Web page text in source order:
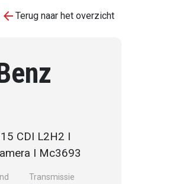
arrow_back Terug naar het overzicht
CDI L2H2 I
I Mc3693
Transmissie